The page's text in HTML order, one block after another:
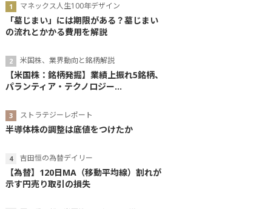
マネックス人生100年デザイン
「墓じまい」には期限がある？墓じまい
の流れとかかる費用を解説
米国株、業界動向と銘柄解説
【米国株：銘柄発掘】業績上振れ5銘柄、
パランティア・テクノロジー...
ストラテジーレポート
半導体株の調整は底値をつけたか
吉田恒の為替デイリー
【為替】120日MA（移動平均線）割れが
示す円売り取引の損失